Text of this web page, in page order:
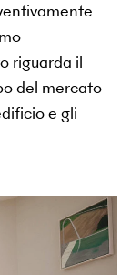
riguarda il
del mercato
e gli